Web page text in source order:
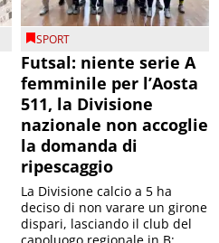
SPORT
Futsal: niente serie A
femminile per l’Aosta
511, la Divisione
nazionale non accoglie
la domanda di
ripescaggio
La Divisione calcio a 5 ha
deciso di non varare un girone
dispari, lasciando il club del